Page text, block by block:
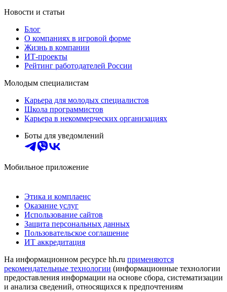
Новости и статьи
Блог
О компаниях в игровой форме
Жизнь в компании
ИТ-проекты
Рейтинг работодателей России
Молодым специалистам
Карьера для молодых специалистов
Школа программистов
Карьера в некоммерческих организациях
Боты для уведомлений
Мобильное приложение
Этика и комплаенс
Оказание услуг
Использование сайтов
Защита персональных данных
Пользовательское соглашение
ИТ аккредитация
На информационном ресурсе hh.ru применяются
рекомендательные технологии (информационные технологии
предоставления информации на основе сбора, систематизации
и анализа сведений, относящихся к предпочтениям